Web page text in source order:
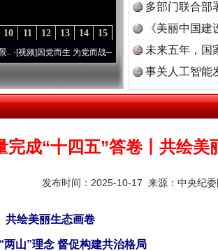
15
14
13
12
11
10
因党而生 为党而战——百年“纪”事⑧加强纪律..·[视频] 牢
多部门联合部
《美丽中国
未来五年，国
事关人工智能
成“十四五”答卷丨共绘美
发布时间：2025-10-17 来源： 中央纪
共绘美丽生态画卷
两山”理念 督促构建共治格局